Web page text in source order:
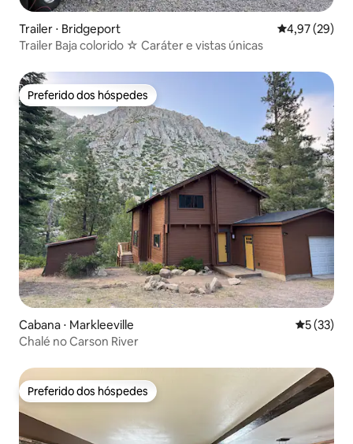
Trailer ⋅ Bridgeport 4,97 de uma
4,97 (29)
Trailer Baja colorido ☆ Caráter e vistas únicas
Preferido dos hóspedes
Preferido dos hóspedes
Cabana ⋅ Markleeville 5 de uma
5 (33)
Chalé no Carson River
Preferido dos hóspedes
Preferido dos hóspedes